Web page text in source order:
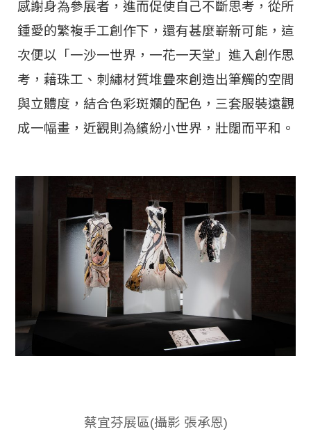
感謝身為參展者，進而促使自己不斷思考，從所
鍾愛的繁複手工創作下，還有甚麼嶄新可能，這
次便以「一沙一世界，一花一天堂」進入創作思
考，藉珠工、刺繡材質堆疊來創造出筆觸的空間
與立體度，結合色彩斑斕的配色，三套服裝遠觀
成一幅畫，近觀則為繽紛小世界，壯闊而平和。
蔡宜芬展區(攝影 張承恩)